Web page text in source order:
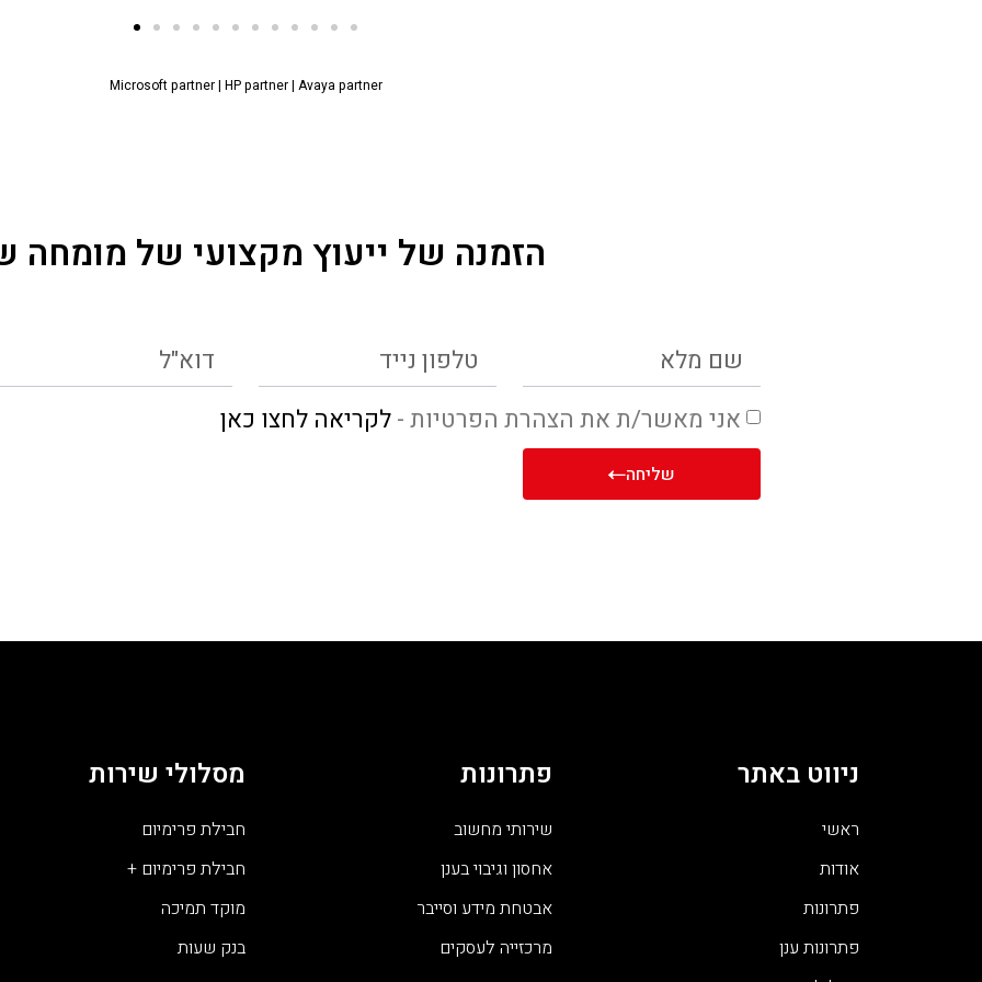
Microsoft partner| HP partner| Avaya partner
הזמנה של ייעוץ מקצועי של מומחה
אני מאשר/ת את הצהרת הפרטיות -לקריאה לחצו כאן
שליחה
ניווט באתר
ראשי
אודות
פתרונות
פתרונות ענן
פתרונות
שירותי מחשוב
אחסון וגיבוי בענן
אבטחת מידע וסייבר
מרכזייה לעסקים
מסלולי שירות
חבילת פרימיום
חבילת פרימיום +
מוקד תמיכה
בנק שעות